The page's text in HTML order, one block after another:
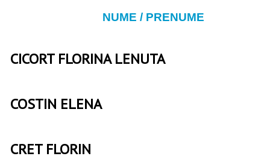
NUME / PRENUME
CICORT FLORINA LENUTA
COSTIN ELENA
CRET FLORIN